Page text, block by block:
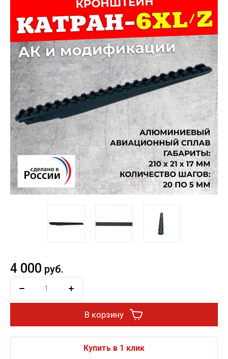
4 000 руб.
В корзину
Купить в 1 клик